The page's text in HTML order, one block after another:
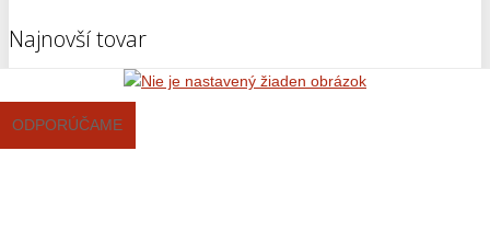
Najnovší tovar
ODPORÚČAME